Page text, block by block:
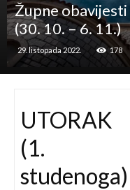
Župne
(30. 10. – 6. 11.)
29. listopada 2022. 178
UTORAK
(1.
studenoga)